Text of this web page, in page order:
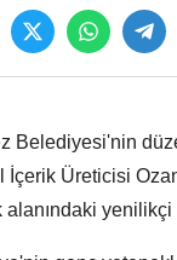
Belediyesi'nin
İçerik Üreticisi
alanındaki yenilikçi